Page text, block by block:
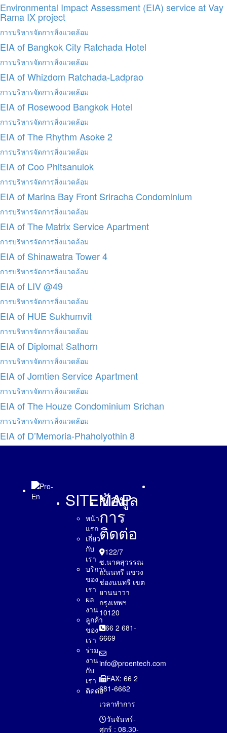
Environmental Impact Assessment (EIA) service at Vay
Rama IX project
การบริหารจัดการสิ่งแวดล้อม
EIA of Bangkok City Ratchada Hotel
การบริหารจัดการสิ่งแวดล้อม
EIA of Whizdom Ratchada-Ladprao
การบริหารจัดการสิ่งแวดล้อม
EIA of Rosewood Bangkok Hotel
การบริหารจัดการสิ่งแวดล้อม
EIA of The Rhythm Asoke 2
การบริหารจัดการสิ่งแวดล้อม
EIA of Coo Phitsanulok
การบริหารจัดการสิ่งแวดล้อม
EIA of Marina Bay Front Sriracha Condominium
การบริหารจัดการสิ่งแวดล้อม
EIA of The Matrix Service Apartment
การบริหารจัดการสิ่งแวดล้อม
EIA of Shinawatra Tower 4
การบริหารจัดการสิ่งแวดล้อม
EIA of LIV @49
การบริหารจัดการสิ่งแวดล้อม
EIA of HUE Sukhumvit
การบริหารจัดการสิ่งแวดล้อม
EIA of Diplomat Sathorn
การบริหารจัดการสิ่งแวดล้อม
EIA of Jomtien Service Apartment
การบริหารจัดการสิ่งแวดล้อม
EIA of The Houze Condominium Srichan
การบริหารจัดการสิ่งแวดล้อม
EIA of D’Memoria-Phaholyothin 8
SITEMAP
หน้า
แรก
เกี่ยว
กับ
เรา
บริการ
ของ
เรา
ผล
งาน
ลูกค้า
ของ
เรา
ร่วม
งาน
กับ
เรา
ติดต่อ
ข้อมูล
การ
ติดต่อ
122/7
ซ.นาคสุวรรณ
ถ.นนทรี แขวง
ช่องนนทรี เขต
ยานนาวา
กรุงเทพฯ
10120
66 2 681-
6669
info@proentech.com
FAX: 66 2
681-6662
เวลาทำการ
วันจันทร์-
ศุกร์ : 08.30-